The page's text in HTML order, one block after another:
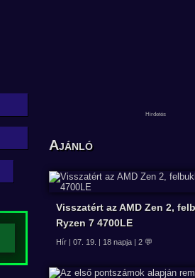
Ajánló
Visszatért az AMD Zen 2,
Ryzen 7 4700LE
Hír | 07. 19. | 18 napja | 2 💬